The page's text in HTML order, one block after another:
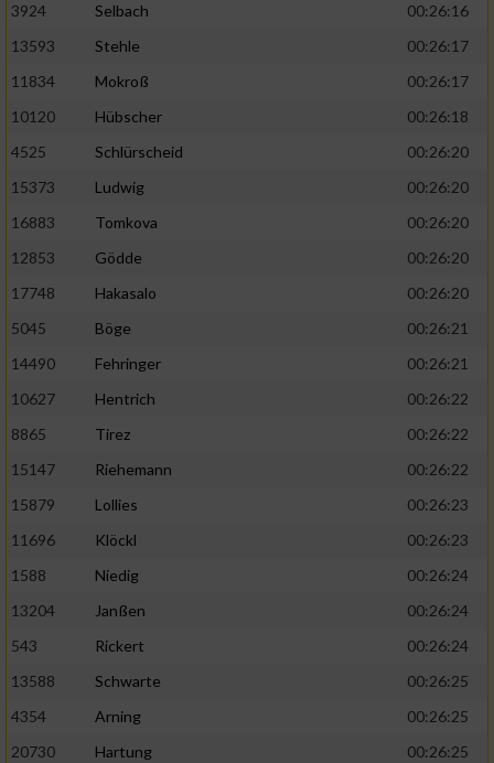
3924
Selbach
00:26:16
13593
Stehle
00:26:17
11834
Mokroß
00:26:17
10120
Hübscher
00:26:18
4525
Schlürscheid
00:26:20
15373
Ludwig
00:26:20
16883
Tomkova
00:26:20
12853
Gödde
00:26:20
17748
Hakasalo
00:26:20
5045
Böge
00:26:21
14490
Fehringer
00:26:21
10627
Hentrich
00:26:22
8865
Tirez
00:26:22
15147
Riehemann
00:26:22
15879
Lollies
00:26:23
11696
Klöckl
00:26:23
1588
Niedig
00:26:24
13204
Janßen
00:26:24
543
Rickert
00:26:24
13588
Schwarte
00:26:25
4354
Arning
00:26:25
20730
Hartung
00:26:25